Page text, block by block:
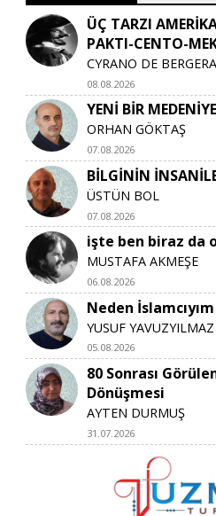
ÜÇ TARZI
PAKTI-CENTO-
CYRANO DE
08.08.2026
YENİ BİR
ORHAN GÖKTAŞ
07.08.2026
BİLGİNİN
ÜSTÜN BOL
07.08.2026
işte ben biraz da
MUSTAFA AKMEŞE
06.08.2026
Neden İslamcıyım
YUSUF YAVUZYILMAZ
05.08.2026
80 Sonrası
Dönüşmesi
AYTEN DURMUŞ
31.07.2026